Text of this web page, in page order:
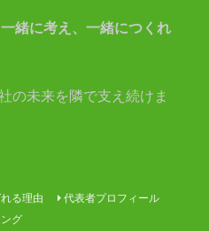
緒に考え、一緒につくれ
の未来を隣で支え続けま
る理由
代表者プロフィール
グ